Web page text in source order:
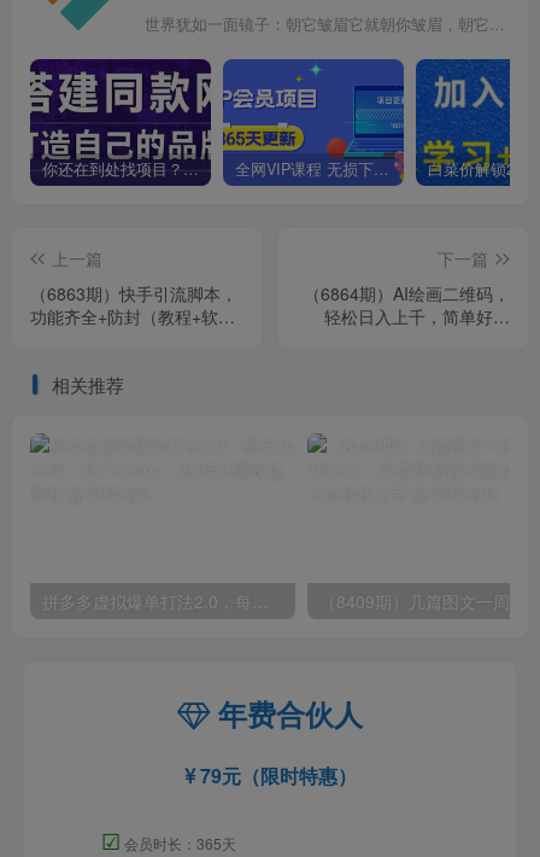
世界犹如一面镜子：朝它皱眉它就朝你皱眉，朝它微笑它也吵你微笑
你还在到处找项目？还在当韭菜？我靠卖项目一个月收入5万+，曾经我也是个失败者。 全网VIP课程 无损下载~
上一篇
（6863期）快手引流脚本，
功能齐全+防封（教程+软
下一篇
（6864期）AI绘画二维码，
轻松日入上千，简单好上
相关推荐
年费合伙人
79元（限时特惠）
☑ 会员时长：365天